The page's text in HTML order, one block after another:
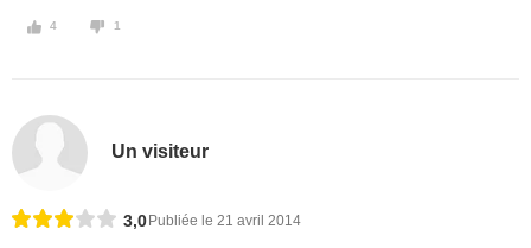
4 1
Un visiteur
3,0 Publiée le 21 avril 2014